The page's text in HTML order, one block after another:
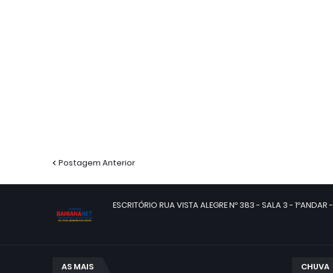
Postagem Anterior
ESCRITÓRIO RUA VISTA ALEGRE Nº 383 - SALA 3 -
AS MAIS CHUVA